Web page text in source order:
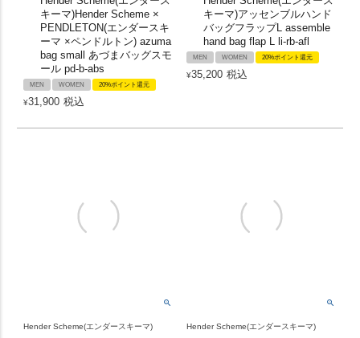
キーマ)Hender Scheme ×
PENDLETON(エンダースキ
ーマ ×ペンドルトン) azuma
bag small あづまバッグスモ
ール pd-b-abs
MEN WOMEN 20%ポイント還元
¥31,900 税込
キーマ)アッセンブルハンド
バッグフラップL assemble
hand bag flap L li-rb-afl
MEN WOMEN 20%ポイント還元
¥35,200 税込
Hender Scheme(エンダースキーマ) Hender Scheme(エンダースキーマ)